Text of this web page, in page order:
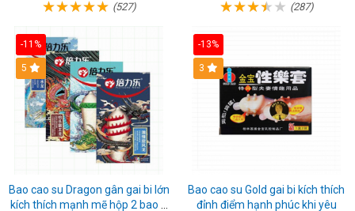
(527) (287)
-11%
Hot
5
Bao cao su Dragon gân gai bi lớn
kích thích mạnh mẽ hộp 2 bao +
-13%
3
Bao cao su Gold gai bi kích thích
đỉnh điểm hạnh phúc khi yêu